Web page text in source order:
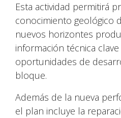
Esta actividad permitirá
conocimiento geológico
nuevos horizontes
información técnica
oportunidades de
bloque.
Además de la nueva
el plan incluye la